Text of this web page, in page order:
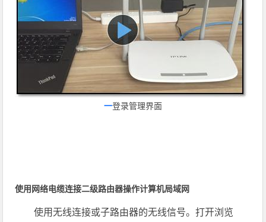
一登录管理界面
使用网络电缆连接二级路由器操作计算机局域网
使用无线连接或子路由器的无线信号。打开浏览